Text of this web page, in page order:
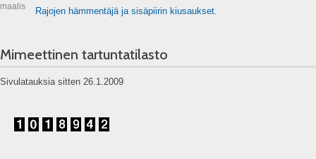
maalis
Rajojen hämmentäjä ja sisäpiirin kiusaukset.
Mimeettinen tartuntatilasto
Sivulatauksia sitten 26.1.2009